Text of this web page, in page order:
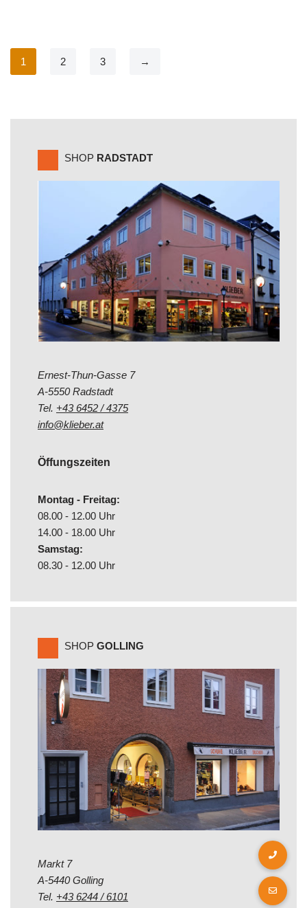
1 2 3 →
SHOP RADSTADT
Ernest-Thun-Gasse 7
A-5550 Radstadt
Tel. +43 6452 / 4375
info@klieber.at
Öffungszeiten
Montag - Freitag:
08.00 - 12.00 Uhr
14.00 - 18.00 Uhr
Samstag:
08.30 - 12.00 Uhr
SHOP GOLLING
Markt 7
A-5440 Golling
Tel. +43 6244 / 6101